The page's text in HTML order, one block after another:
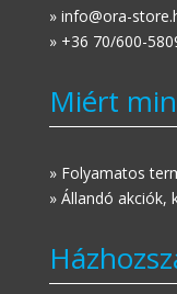
» info@ora-
» +36 70/600-
Miért
» Folyamatos
» Állandó akciók,